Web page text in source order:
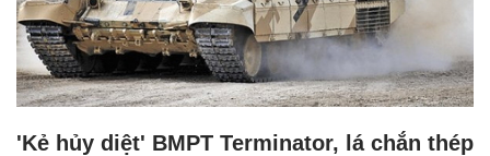
'Kẻ hủy diệt' BMPT Terminator, lá chắn thép